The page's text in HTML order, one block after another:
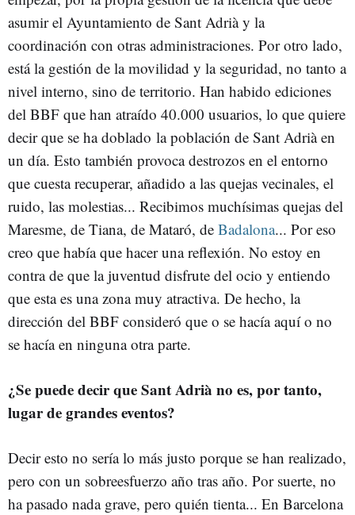
asumir el Ayuntamiento de Sant Adrià y la
coordinación con otras administraciones. Por otro lado,
está la gestión de la movilidad y la seguridad, no tanto a
nivel interno, sino de territorio. Han habido ediciones
del BBF que han atraído 40.000 usuarios, lo que quiere
decir que se ha doblado la población de Sant Adrià en
un día. Esto también provoca destrozos en el entorno
que cuesta recuperar, añadido a las quejas vecinales, el
ruido, las molestias... Recibimos muchísimas quejas del
Maresme, de Tiana, de Mataró, de Badalona... Por eso
creo que había que hacer una reflexión. No estoy en
contra de que la juventud disfrute del ocio y entiendo
que esta es una zona muy atractiva. De hecho, la
dirección del BBF consideró que o se hacía aquí o no
se hacía en ninguna otra parte.
¿Se puede decir que Sant Adrià no es, por tanto,
lugar de grandes eventos?
Decir esto no sería lo más justo porque se han realizado,
pero con un sobreesfuerzo año tras año. Por suerte, no
ha pasado nada grave, pero quién tienta... En Barcelona